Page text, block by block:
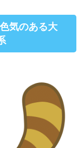
気のある大